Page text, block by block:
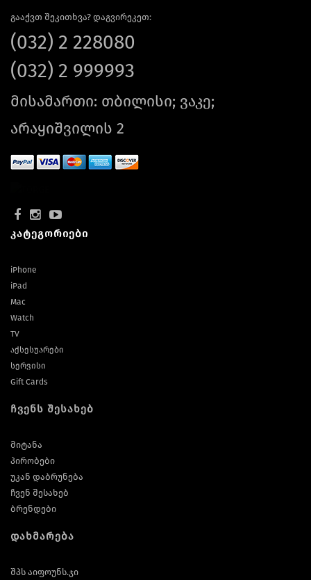
გააქვთ შეკითხვა? დაგვირეკეთ:
(032) 2 228080
(032) 2 999993
მისამართი: თბილისი; ვაკე;
არაყიშვილის 2
კატეგორიები
iPhone
iPad
Mac
Watch
TV
აქსესუარები
სერვისი
Gift Cards
ჩვენს შესახებ
მიტანა
პირობები
უკან დაბრუნება
ჩვენ შესახებ
ბრენდები
დახმარება
შპს აიფოუნს.ჯი